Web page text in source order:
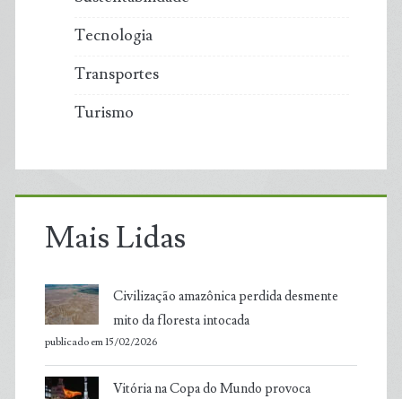
Tecnologia
Transportes
Turismo
Mais Lidas
Civilização amazônica perdida desmente
mito da floresta intocada
publicado em 15/02/2026
Vitória na Copa do Mundo provoca